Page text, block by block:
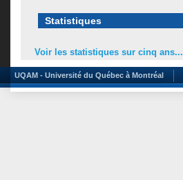
Statistiques
Voir les statistiques sur cinq ans...
UQAM - Université du Québec à Montréal